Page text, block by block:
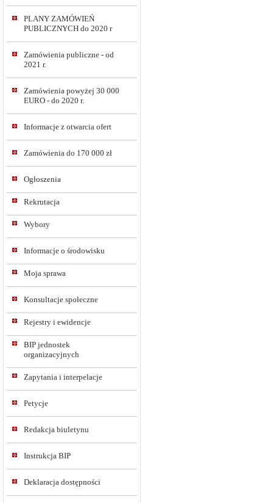
PLANY ZAMÓWIEŃ
PUBLICZNYCH do 2020 r
Zamówienia publiczne - od
2021 r.
Zamówienia powyżej 30 000
EURO - do 2020 r.
Informacje z otwarcia ofert
Zamówienia do 170 000 zł
Ogłoszenia
Rekrutacja
Wybory
Informacje o środowisku
Moja sprawa
Konsultacje społeczne
Rejestry i ewidencje
BIP jednostek
organizacyjnych
Zapytania i interpelacje
Petycje
Redakcja biuletynu
Instrukcja BIP
Deklaracja dostępności